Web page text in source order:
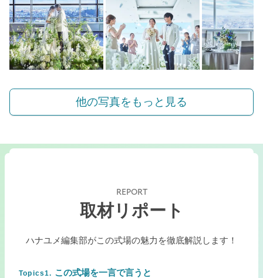
他の写真をもっと見る
REPORT
取材リポート
ハナユメ編集部がこの式場の魅力を徹底解説します！
Topics1. この式場を一言で言うと